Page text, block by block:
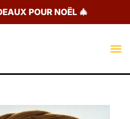
POUR NOËL 🎄